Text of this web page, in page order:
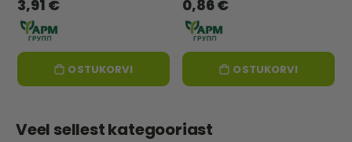
3,91 €
OSTUKORVI
0,86 €
OSTUKORVI
Veel sellest kategooriast